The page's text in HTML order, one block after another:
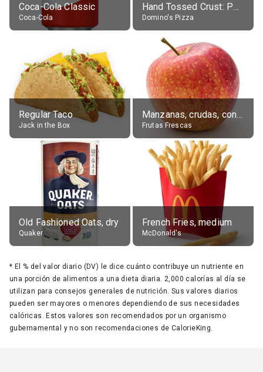
Coca-Cola Classic
Coca-Cola
Hand Tossed Crust: Pepperoni Pizza (Large 14")
Domino's Pizza
Regular Taco
Jack in the Box
Manzanas, crudas, con piel
Frutas Frescas
Old Fashioned Oats, dry
Quaker
French Fries, medium
McDonald's
* El % del valor diario (DV) le dice cuánto contribuye un nutriente en
una porción de alimentos a una dieta diaria. 2,000 calorías al día se
utilizan para consejos generales de nutrición. Sus valores diarios
pueden ser mayores o menores dependiendo de sus necesidades
calóricas. Estos valores son recomendados por un organismo
gubernamental y no son recomendaciones de CalorieKing.